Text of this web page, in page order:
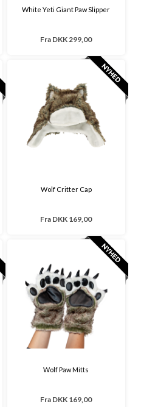
White Yeti Giant Paw Slipper
Fra DKK 299,00
Wolf Critter Cap
Fra DKK 169,00
Wolf Paw Mitts
Fra DKK 169,00